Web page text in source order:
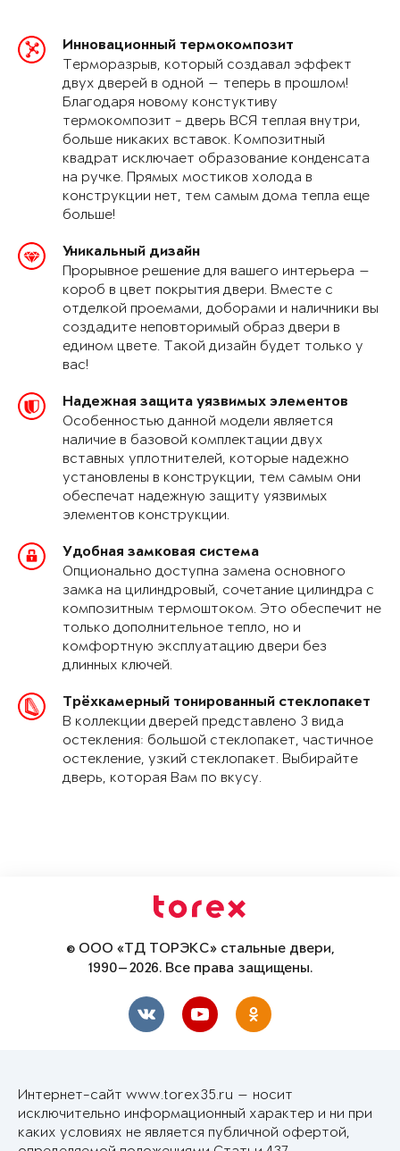
Инновационный термокомпозит
Терморазрыв, который создавал эффект
двух дверей в одной — теперь в прошлом!
Благодаря новому констуктиву
термокомпозит - дверь ВСЯ теплая внутри,
больше никаких вставок. Композитный
квадрат исключает образование конденсата
на ручке. Прямых мостиков холода в
конструкции нет, тем самым дома тепла еще
больше!
Уникальный дизайн
Прорывное решение для вашего интерьера —
короб в цвет покрытия двери. Вместе с
отделкой проемами, доборами и наличники вы
создадите неповторимый образ двери в
едином цвете. Такой дизайн будет только у
вас!
Надежная защита уязвимых элементов
Особенностью данной модели является
наличие в базовой комплектации двух
вставных уплотнителей, которые надежно
установлены в конструкции, тем самым они
обеспечат надежную защиту уязвимых
элементов конструкции.
Удобная замковая система
Опционально доступна замена основного
замка на цилиндровый, сочетание цилиндра с
композитным термоштоком. Это обеспечит не
только дополнительное тепло, но и
комфортную эксплуатацию двери без
длинных ключей.
Трёхкамерный тонированный стеклопакет
В коллекции дверей представлено 3 вида
остекления: большой стеклопакет, частичное
остекление, узкий стеклопакет. Выбирайте
дверь, которая Вам по вкусу.
© ООО «ТД ТОРЭКС» стальные двери,
1990—2026. Все права защищены.
Интернет-сайт www.torex35.ru — носит
исключительно информационный характер и ни при
каких условиях не является публичной офертой,